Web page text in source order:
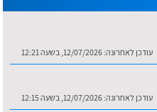
עודכן לאחרונה:
עודכן לאחרונה: